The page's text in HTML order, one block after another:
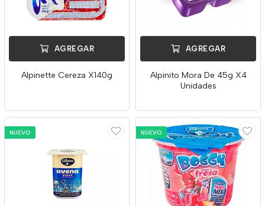
AGREGAR
Alpinette Cereza X140g
AGREGAR
Alpinito Mora De 45g X4
Unidades
NUEVO NUEVO